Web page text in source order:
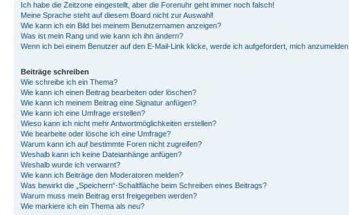
Ich habe die Zeitzone eingestellt, aber die Forenuhr geht immer noch falsch!
Meine Sprache steht auf diesem Board nicht zur Auswahl!
Wie kann ich ein Bild bei meinem Benutzernamen anzeigen?
Was ist mein Rang und wie kann ich ihn ändern?
Wenn ich bei einem Benutzer auf den E-Mail-Link klicke, werde ich aufgefordert, mich anzumelden.
Beiträge schreiben
Wie schreibe ich ein Thema?
Wie kann ich einen Beitrag bearbeiten oder löschen?
Wie kann ich meinem Beitrag eine Signatur anfügen?
Wie kann ich eine Umfrage erstellen?
Wieso kann ich nicht mehr Antwortmöglichkeiten erstellen?
Wie bearbeite oder lösche ich eine Umfrage?
Warum kann ich auf bestimmte Foren nicht zugreifen?
Weshalb kann ich keine Dateianhänge anfügen?
Weshalb wurde ich verwarnt?
Wie kann ich Beiträge den Moderatoren melden?
Was bewirkt die „Speichern“-Schaltfläche beim Schreiben eines Beitrags?
Warum muss mein Beitrag erst freigegeben werden?
Wie markiere ich ein Thema als neu?